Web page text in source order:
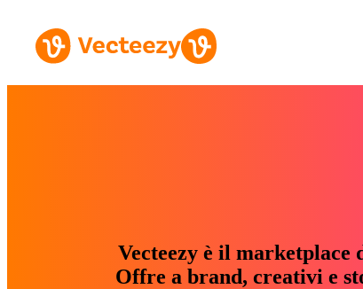
Vecteezy è il marketplace
Offre a brand, creativi e